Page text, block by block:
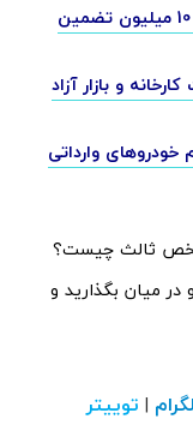
دلالی جدید با ثبت نام خودرو در بورس ؛ 10 میلیون تضمین
بهمن 1402 ؛ قیمت کارخانه و بازار آزاد
وارداتی
شخص ثالث چیست؟
میان بگذارید و
| توییتر